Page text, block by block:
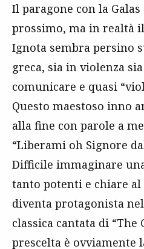
Il paragone con la
prossimo, ma in realtà
Ignota sembra persino
greca, sia in violenza
comunicare e quasi
Questo maestoso inno
alla fine con parole a
“Liberami oh Signore
Difficile immaginare
tanto potenti e chiare
diventa protagonista
classica cantata di “The
prescelta è ovviamente